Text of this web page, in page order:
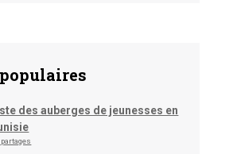
des auberges de jeunesses en
partages